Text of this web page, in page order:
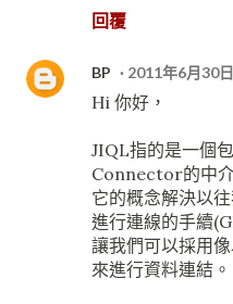
回覆
BP 2011年6月30
Hi 你好，
JIQL指的是一個
Connector的中介
它的概念解決以
進行連線的手續
讓我們可以採用
來進行資料連結。